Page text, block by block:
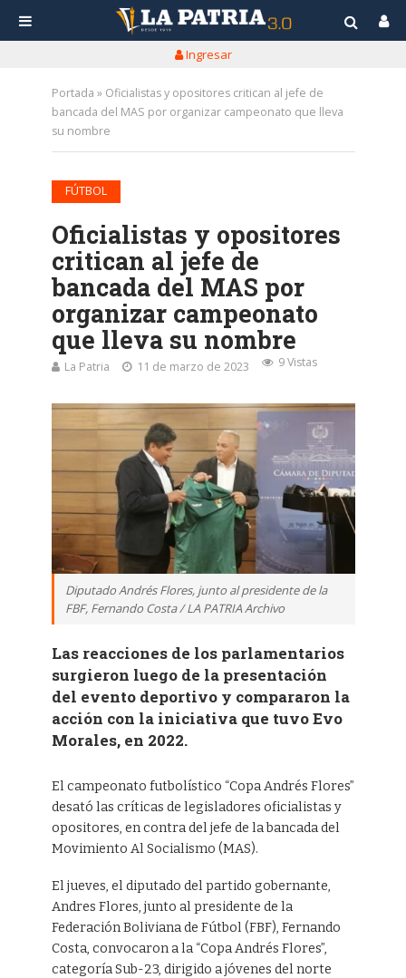
Ingresar
Portada » Oficialistas y opositores critican al jefe de
bancada del MAS por organizar campeonato que lleva
su nombre
FÚTBOL
Oficialistas y opositores
critican al jefe de
bancada del MAS por
organizar campeonato
que lleva su nombre
La Patria 11 de marzo de 2023 9 Vistas
Diputado Andrés Flores, junto al presidente de la
FBF, Fernando Costa / LA PATRIA Archivo
Las reacciones de los parlamentarios
surgieron luego de la presentación
del evento deportivo y compararon la
acción con la iniciativa que tuvo Evo
Morales, en 2022.
El campeonato futbolístico “Copa Andrés Flores”
desató las críticas de legisladores oficialistas y
opositores, en contra del jefe de la bancada del
Movimiento Al Socialismo (MAS).
El jueves, el diputado del partido gobernante,
Andres Flores, junto al presidente de la
Federación Boliviana de Fútbol (FBF), Fernando
Costa, convocaron a la “Copa Andrés Flores”,
categoría Sub-23, dirigido a jóvenes del norte